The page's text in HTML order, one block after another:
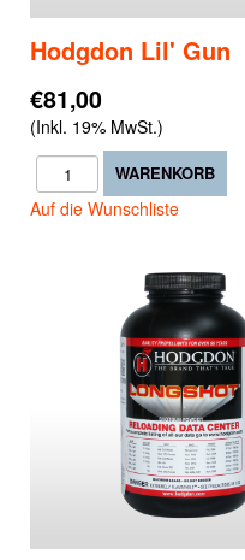
Hodgdon Lil' Gun
€81,00
(Inkl. 19% MwSt.)
Auf die Wunschliste